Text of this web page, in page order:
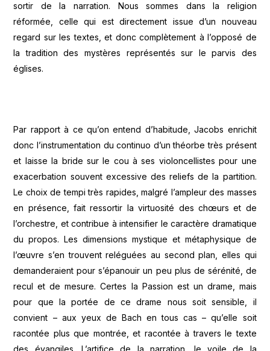
sortir de la narration. Nous sommes dans la religion
réformée, celle qui est directement issue d’un nouveau
regard sur les textes, et donc complètement à l’opposé de
la tradition des mystères représentés sur le parvis des
églises.
Par rapport à ce qu’on entend d’habitude, Jacobs enrichit
donc l’instrumentation du continuo d’un théorbe très présent
et laisse la bride sur le cou à ses violoncellistes pour une
exacerbation souvent excessive des reliefs de la partition.
Le choix de tempi très rapides, malgré l’ampleur des masses
en présence, fait ressortir la virtuosité des chœurs et de
l’orchestre, et contribue à intensifier le caractère dramatique
du propos. Les dimensions mystique et métaphysique de
l’œuvre s’en trouvent reléguées au second plan, elles qui
demanderaient pour s’épanouir un peu plus de sérénité, de
recul et de mesure. Certes la Passion est un drame, mais
pour que la portée de ce drame nous soit sensible, il
convient – aux yeux de Bach en tous cas – qu’elle soit
racontée plus que montrée, et racontée à travers le texte